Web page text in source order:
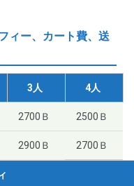
ィー、カート費、送
3人 4人
2700Ｂ 2500Ｂ
2900Ｂ 2700Ｂ